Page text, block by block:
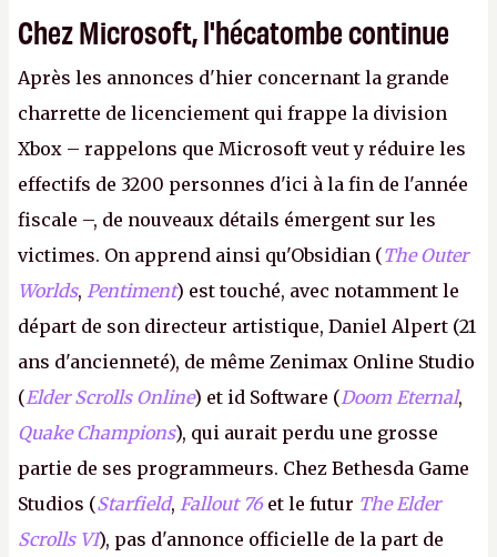
Chez Microsoft, l'hécatombe continue
Après les annonces d'hier concernant la grande
charrette de licenciement qui frappe la division
Xbox – rappelons que Microsoft veut y réduire les
effectifs de 3200 personnes d'ici à la fin de l'année
fiscale –, de nouveaux détails émergent sur les
victimes. On apprend ainsi qu'Obsidian (The Outer
Worlds, Pentiment) est touché, avec notamment le
départ de son directeur artistique, Daniel Alpert (21
ans d'ancienneté), de même Zenimax Online Studio
(Elder Scrolls Online) et id Software (Doom Eternal,
Quake Champions), qui aurait perdu une grosse
partie de ses programmeurs. Chez Bethesda Game
Studios (Starfield, Fallout 76 et le futur The Elder
Scrolls VI), pas d'annonce officielle de la part de